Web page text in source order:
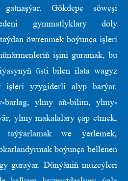
Gökdepe söweşi
gymmatlyklary doly
öwrenmek boýunça işleri
işini guramak, bu
üsti bilen ilata wagyz
işleri yzygiderli alyp barýar.
barlag, ylmy aň-bilim, ylmy-
ylmy makalalary çap etmek,
taýýarlamak we ýerlemek,
boýunça bellenen
guraýar. Dünýäniň muzeýleri